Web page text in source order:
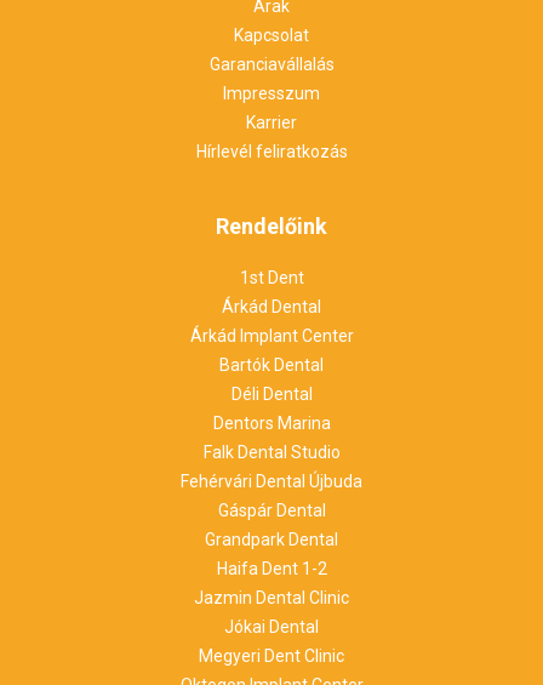
Árak
Kapcsolat
Garanciavállalás
Impresszum
Karrier
Hírlevél feliratkozás
Rendelőink
1st Dent
Árkád Dental
Árkád Implant Center
Bartók Dental
Déli Dental
Dentors Marina
Falk Dental Studio
Fehérvári Dental Újbuda
Gáspár Dental
Grandpark Dental
Haifa Dent 1-2
Jazmin Dental Clinic
Jókai Dental
Megyeri Dent Clinic